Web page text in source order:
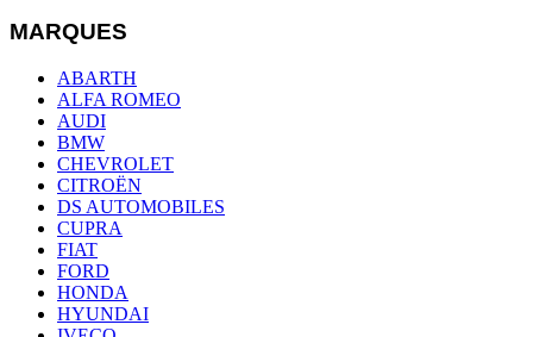
MARQUES
ABARTH
ALFA ROMEO
AUDI
BMW
CHEVROLET
CITROËN
DS AUTOMOBILES
CUPRA
FIAT
FORD
HONDA
HYUNDAI